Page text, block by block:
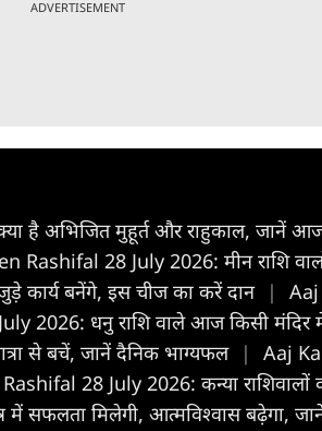
ADVERTISEMENT
है अभिजित मुहूर्त और राहुकाल, जानें
Rashifal 28 July 2026: मीन राशि
कार्य बनेंगे, इस चीज का करें दान |
Aaj
2026: धनु राशि वाले आज किसी
से बचें, जानें दैनिक भाग्यफल |
Aaj
28 July 2026: कन्या
में सफलता मिलेगी, आत्मविश्वास बढ़ेगा,